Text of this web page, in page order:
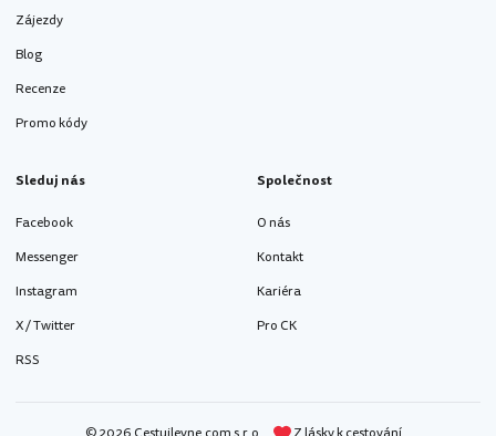
Zájezdy
Blog
Recenze
Promo kódy
Sleduj nás
Facebook
Messenger
Instagram
X / Twitter
RSS
Společnost
O nás
Kontakt
Kariéra
Pro CK